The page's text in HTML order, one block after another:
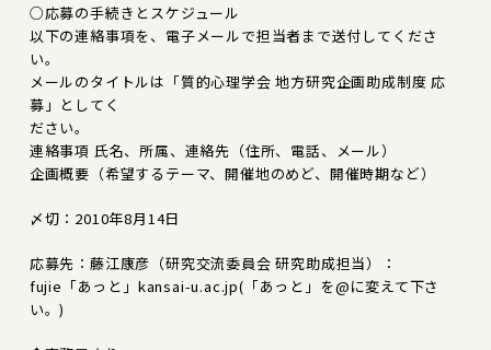
○応募の手続きとスケジュール
以下の連絡事項を、電子メールで担当者まで送付してくださ
い。
メールのタイトルは「質的心理学会 地方研究企画助成制度 応
募」としてく
ださい。
連絡事項 氏名、所属、連絡先（住所、電話、メール）
企画概要（希望するテーマ、開催地のめど、開催時期など）
〆切：2010年8月14日
応募先：藤江康彦（研究交流委員会 研究助成担当）：
fujie「あっと」kansai-u.ac.jp(「あっと」を@に変えて下さ
い。)